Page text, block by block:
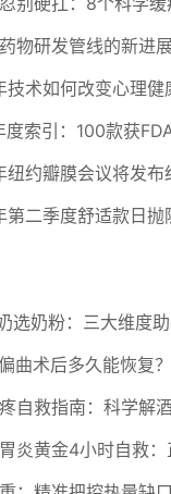
物研发管线的新进